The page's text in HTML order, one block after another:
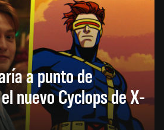
a punto de
nuevo Cyclops de X-